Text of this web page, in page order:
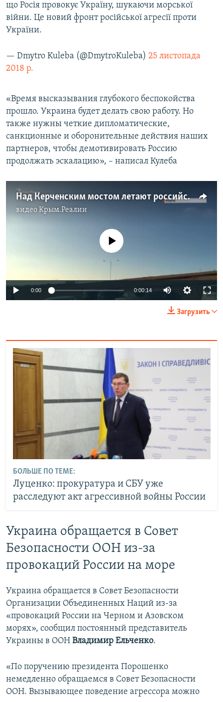
що Росія провокує Україну, шукаючи морської
війни. Це новий фронт російської агресії проти
України.
— Dmytro Kuleba (@DmytroKuleba) 25 листопада
2018 р.
«Время высказывания глубокого беспокойства
прошло. Украина будет делать свою работу. Но
также нужны четкие дипломатические,
санкционные и оборонительные действия наших
партнеров, чтобы демотивировать Россию
продолжать эскалацию», – написал Кулеба
Над Керченским мостом летают российские военные самолеты (видео)
видеоКрым.Реалии
No media source currently available
0:00 0:00:14
Загрузить
БОЛЬШЕ ПО ТЕМЕ:
Луценко: прокуратура и СБУ уже
расследуют акт агрессивной войны России
​Украина обращается в Совет
Безопасности ООН из-за
провокаций России на море
Украина обращается в Совет Безопасности
Организации Объединенных Наций из-за
«провокаций России на Черном и Азовском
морях», сообщил постоянный представитель
Украины в ООН Владимир Ельченко.
«По поручению президента Порошенко
немедленно обращаемся в Совет Безопасности
ООН. Вызывающее поведение агрессора можно